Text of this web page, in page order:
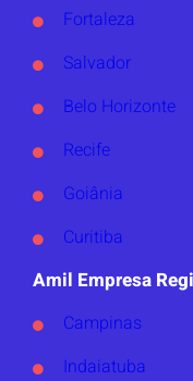
Fortaleza
Salvador
Belo Horizonte
Recife
Goiânia
Curitiba
Amil Empresa
Campinas
Indaiatuba